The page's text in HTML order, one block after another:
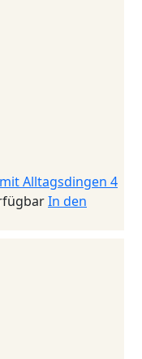
Alltagsdingen 4
In den